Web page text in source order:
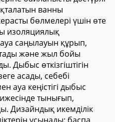
ванны
бөлмелері үшін өте
изоляциялық
саңылауын құрып,
және жыл бойы
Дыбыс өткізгіштігін
асады, себебі
ауа кеңістігі дыбыс
тынығып,
Дизайндық икемділік